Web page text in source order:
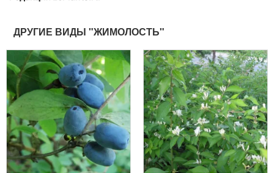
ДРУГИЕ ВИДЫ "ЖИМОЛОСТЬ"